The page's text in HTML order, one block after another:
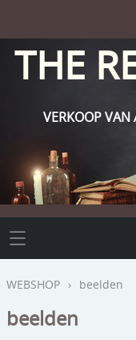
THE
VERKOOP VAN
THE RETROHOUSE
WEBSHOP
OUTLET
INFO
WEBSHOP › beelden
beelden